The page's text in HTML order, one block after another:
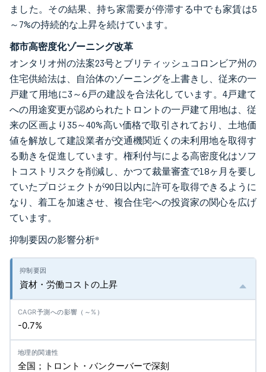
ました。その結果、持ち家需要が停滞する中でも家賃は5
～7%の持続的な上昇を続けています。
都市高密度化ゾーニング改革
オンタリオ州の法案23号とブリティッシュコロンビア州の
住宅供給法は、自治体のゾーニングを上書きし、従来の一
戸建て用地に3～6戸の建設を合法化しています。4戸建て
への用途変更が認められたトロントの一戸建て用地は、従
来の区画より35～40%高い価格で取引されており、土地価
値を解放して建設業者が交通機関近くの未利用地を取得す
る動きを促進しています。権利付与による高密度化はソフ
トコストリスクを削減し、かつて裁量審査で18ヶ月を要し
ていたプロジェクトが90日以内に許可を取得できるように
なり、着工を加速させ、複合住宅への投資家の関心を広げ
ています。
抑制要因の影響分析*
資材・労働コストの上昇
-0.7%
全国；トロント・バンクーバーで深刻